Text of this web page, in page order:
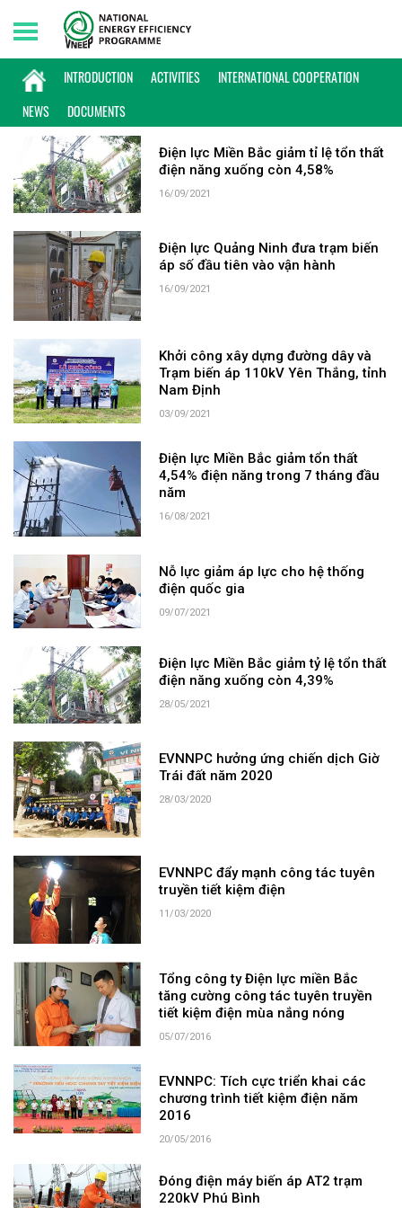
INTRODUCTION ACTIVITIES
INTERNATIONAL COOPERATION
NEWS
DOCUMENTS
Tuesday, 11/08/2026 | 02:37 GMT+7
KEYWORD: ĐIỆN LỰC MIỀN BẮC
Điện lực Miền Bắc giảm tỉ lệ tổn thất
điện năng xuống còn 4,58%
16/09/2021
Điện lực Quảng Ninh đưa trạm biến
áp số đầu tiên vào vận hành
16/09/2021
Khởi công xây dựng đường dây và
Trạm biến áp 110kV Yên Thắng, tỉnh
Nam Định
03/09/2021
Điện lực Miền Bắc giảm tổn thất
4,54% điện năng trong 7 tháng đầu
năm
16/08/2021
Nỗ lực giảm áp lực cho hệ thống
điện quốc gia
09/07/2021
Điện lực Miền Bắc giảm tỷ lệ tổn thất
điện năng xuống còn 4,39%
28/05/2021
EVNNPC hưởng ứng chiến dịch Giờ
Trái đất năm 2020
28/03/2020
EVNNPC đẩy mạnh công tác tuyên
truyền tiết kiệm điện
11/03/2020
Tổng công ty Điện lực miền Bắc
tăng cường công tác tuyên truyền
tiết kiệm điện mùa nắng nóng
05/07/2016
EVNNPC: Tích cực triển khai các
chương trình tiết kiệm điện năm
2016
20/05/2016
Đóng điện máy biến áp AT2 trạm
220kV Phú Bình